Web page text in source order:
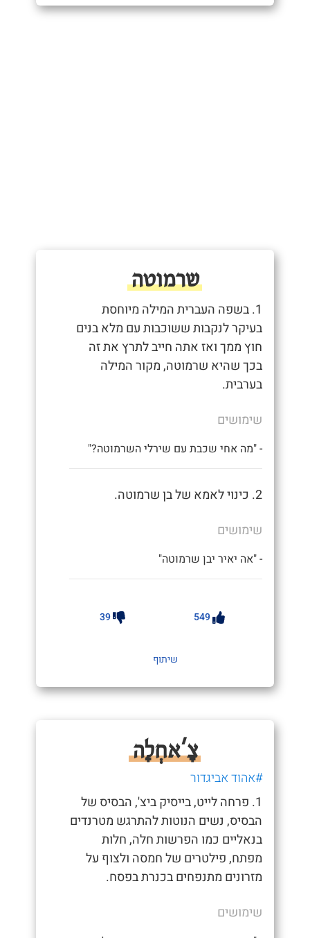
שרמוטה
1. בשפה העברית המילה מיוחסת
בעיקר לנקבות ששוכבות עם מלא בנים
חוץ ממך ואז אתה חייב לתרץ את זה
בכך שהיא שרמוטה, מקור המילה
בערבית.
שימושים
- "מה אחי שכבת עם שירלי השרמוטה?"
2. כינוי לאמא של בן שרמוטה.
שימושים
- "אה יאיר יבן שרמוטה"
549
39
שיתוף
צָ'אחְלָה
#אהוד אביגדור
1. פרחה לייט, בייסיק ביצ', הבסיס של
הבסיס, נשים הנוטות להתרגש מטרנדים
בנאליים כמו הפרשות חלה, חלות
מפתח, פילטרים של חמסה ולצוף על
מזרונים מתנפחים בכנרת בפסח.
שימושים